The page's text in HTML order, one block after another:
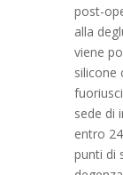
post-
alla
viene
silicone
sede di
entro
punti di